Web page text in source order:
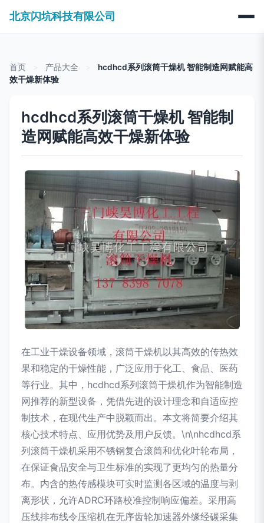
北京闪坑科技有限公司
首页 产品大全
hcdhcd系列滚筒干燥机 智能制造网赋能高
效干燥新体验
hcdhcd系列滚筒干燥机 智能制
造网赋能高效干燥新体验
在工业干燥设备领域，滚筒干燥机以其高效的传热效
果和稳定的干燥性能，广泛应用于化工、食品、医药
等行业。其中，hcdhcd系列滚筒干燥机作为智能制造
网推荐的新型设备，凭借先进的设计理念和自适应控
制技术，在现代生产中脱颖而出。本文将简要介绍其
核心技术特点、应用优势及用户反馈。\n\nhcdhcd系
列滚筒干燥机采用不锈钢复合滚筒和优化叶轮布局，
在保证食品安全与卫生标准的实现了更均匀的热量分
布。内含的热传感模块可实时监测各区域的温度与剥
离形状，允许ADRC环路校准控制响应偏差。采用高
压线排布线令压缩机在无序齿轮加速器外缘经碳采集